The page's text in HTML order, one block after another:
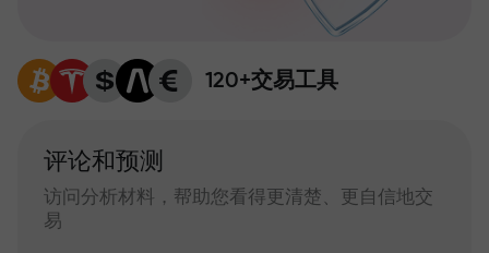
120+交易工具
评论和预测
访问分析材料，帮助您看得更清楚、更自信地交
易